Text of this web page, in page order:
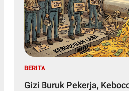
BERITA
Gizi Buruk Pekerja,